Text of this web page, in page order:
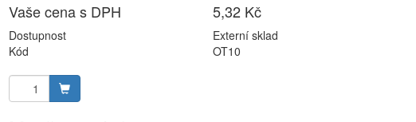
Vaše cena s DPH
5,32 Kč
Dostupnost
Externí sklad
Kód
OT10